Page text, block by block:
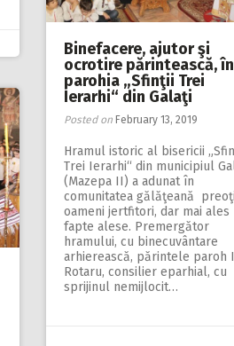
Binefacere, ajutor şi
ocrotire părintească, în
parohia „Sfinţii Trei
Ierarhi“ din Galaţi
Posted on February 13, 2019
Hramul istoric al bisericii
Trei Ierarhi“ din municipiul
(Mazepa II) a adunat în
comunitatea gălăţeană
oameni jertfitori, dar mai ales
fapte alese. Premergător
hramului, cu binecuvântare
arhierească, părintele paroh
Rotaru, consilier eparhial, cu
sprijinul nemijlocit…